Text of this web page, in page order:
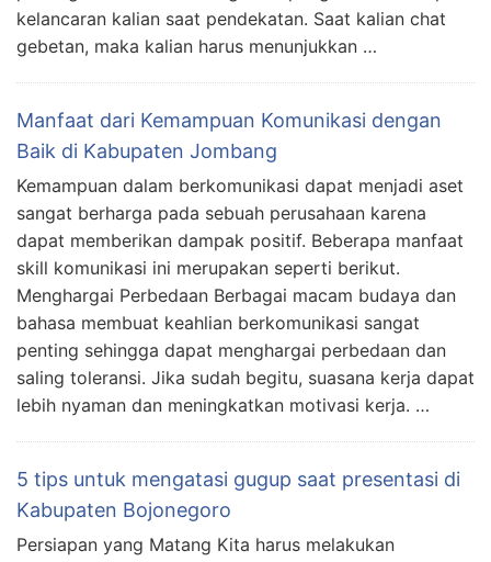
kelancaran kalian saat pendekatan. Saat kalian chat
gebetan, maka kalian harus menunjukkan …
Manfaat dari Kemampuan Komunikasi dengan
Baik di Kabupaten Jombang
Kemampuan dalam berkomunikasi dapat menjadi aset
sangat berharga pada sebuah perusahaan karena
dapat memberikan dampak positif. Beberapa manfaat
skill komunikasi ini merupakan seperti berikut.
Menghargai Perbedaan Berbagai macam budaya dan
bahasa membuat keahlian berkomunikasi sangat
penting sehingga dapat menghargai perbedaan dan
saling toleransi. Jika sudah begitu, suasana kerja dapat
lebih nyaman dan meningkatkan motivasi kerja. …
5 tips untuk mengatasi gugup saat presentasi di
Kabupaten Bojonegoro
Persiapan yang Matang Kita harus melakukan